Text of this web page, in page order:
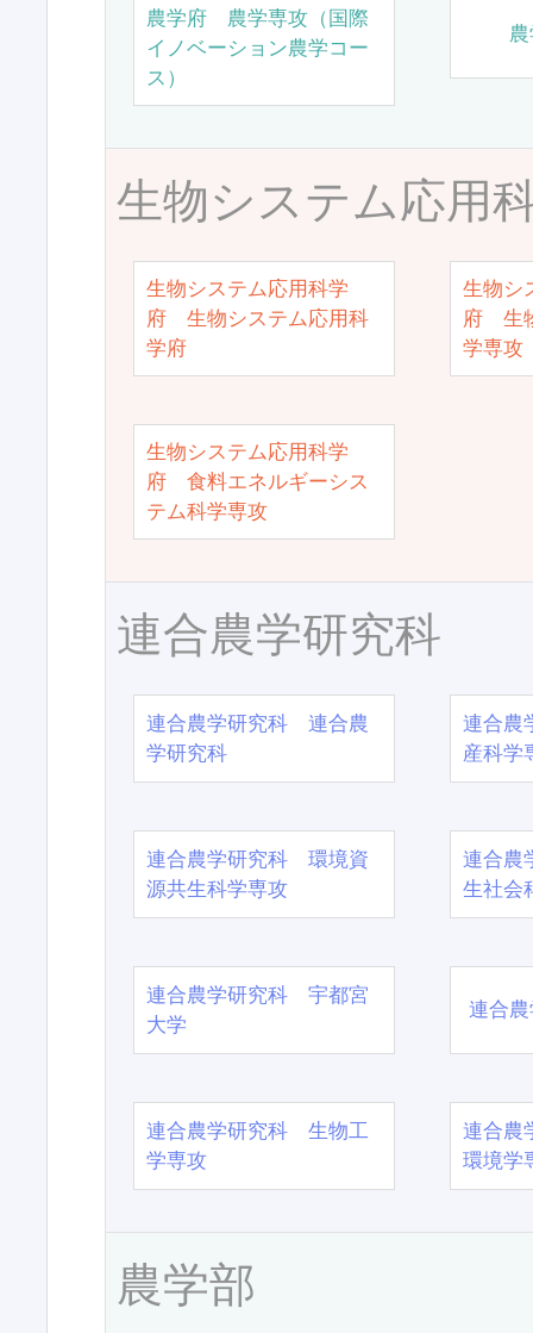
農学府 農学専攻（国際
イノベーション農学コー
ス）
生物システム応用
生物システム応用科学
府 生物システム応用科
学府
生物シ
府 生
学専攻
生物システム応用科学
府 食料エネルギーシス
テム科学専攻
連合農学研究科
連合農学研究科 連合農
学研究科
連合農
産科学
連合農学研究科 環境資
源共生科学専攻
連合農
生社会
連合農学研究科 宇都宮
大学
連合
連合農学研究科 生物工
学専攻
連合農
環境学
農学部